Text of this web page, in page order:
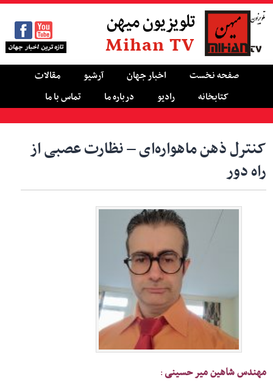
تلویزیون میهن
Mihan TV
صفحه نخست اخبار جهان آرشیو
مقالات
کتابخانه
رادیو درباره ما تماس با ما
کنترل ذهن ماهواره‌ای – نظارت عصبی از
راه دور
مهندس شاهین میر حسینی :